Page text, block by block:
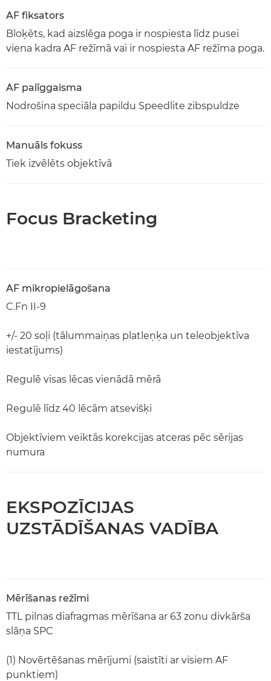
AF fiksators
Bloķēts, kad aizslēga poga ir nospiesta līdz pusei
viena kadra AF režīmā vai ir nospiesta AF režīma poga.
AF palīggaisma
Nodrošina speciāla papildu Speedlite zibspuldze
Manuāls fokuss
Tiek izvēlēts objektīvā
Focus Bracketing
AF mikropielāgošana
C.Fn II-9
+/- 20 soļi (tālummaiņas platleņķa un teleobjektīva
iestatījums)
Regulē visas lēcas vienādā mērā
Regulē līdz 40 lēcām atsevišķi
Objektīviem veiktās korekcijas atceras pēc sērijas
numura
EKSPOZĪCIJAS
UZSTĀDĪŠANAS VADĪBA
Mērīšanas režīmi
TTL pilnas diafragmas mērīšana ar 63 zonu divkārša
slāņa SPC
(1) Novērtēšanas mērījumi (saistīti ar visiem AF
punktiem)